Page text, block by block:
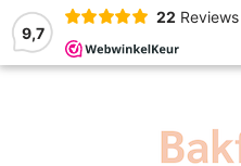
9,7
22 Reviews